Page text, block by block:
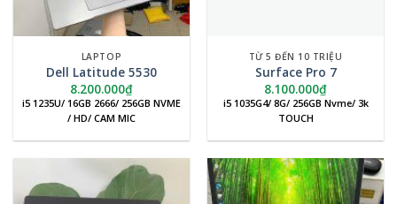
LAPTOP
Dell Latitude 5530
8.200.000₫
i5 1235U/ 16GB 2666/ 256GB NVME
/ HD/ CAM MIC
TỪ 5 ĐẾN 10 TRIỆU
Surface Pro 7
8.100.000₫
i5 1035G4/ 8G/ 256GB Nvme/ 3k
TOUCH